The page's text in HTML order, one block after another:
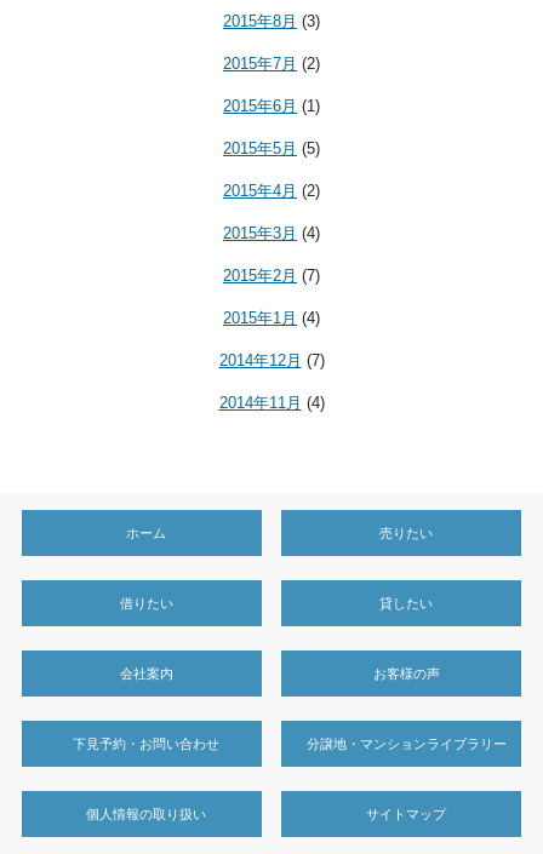
2015年8月 (3)
2015年7月 (2)
2015年6月 (1)
2015年5月 (5)
2015年4月 (2)
2015年3月 (4)
2015年2月 (7)
2015年1月 (4)
2014年12月 (7)
2014年11月 (4)
ホーム 売りたい
借りたい 貸したい
会社案内 お客様の声
下見予約・お問い合わせ 分譲地・マンションライブラリー
個人情報の取り扱い サイトマップ